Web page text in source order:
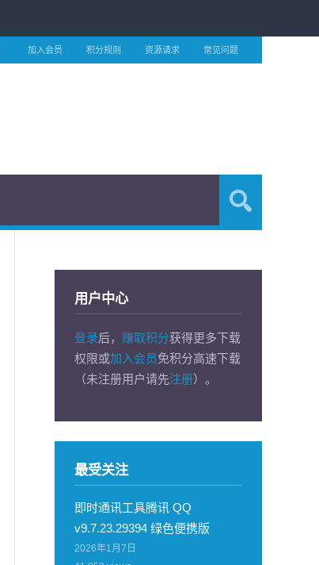
加入会员 积分规则 资源请求 常见问题
用户中心
登录后， 赚取积分获得更多下载
权限或加入会员免积分高速下载
（未注册用户请先注册）。
最受关注
即时通讯工具腾讯 QQ
v9.7.23.29394 绿色便携版
2026年1月7日